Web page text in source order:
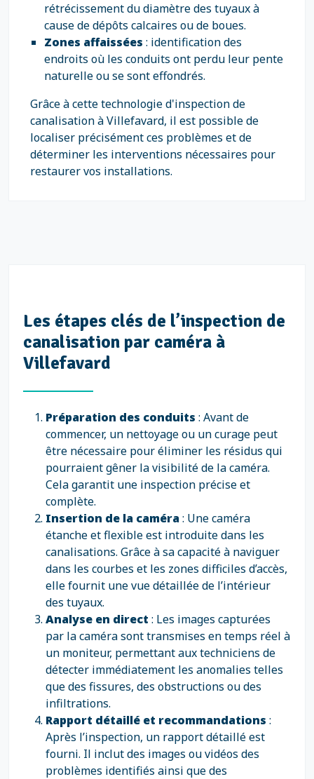
rétrécissement du diamètre des tuyaux à
cause de dépôts calcaires ou de boues.
Zones affaissées : identification des
endroits où les conduits ont perdu leur pente
naturelle ou se sont effondrés.
Grâce à cette technologie d'inspection de
canalisation à Villefavard, il est possible de
localiser précisément ces problèmes et de
déterminer les interventions nécessaires pour
restaurer vos installations.
Les étapes clés de l’inspection de
canalisation par caméra à
Villefavard
Préparation des conduits : Avant de
commencer, un nettoyage ou un curage peut
être nécessaire pour éliminer les résidus qui
pourraient gêner la visibilité de la caméra.
Cela garantit une inspection précise et
complète.
Insertion de la caméra: Une caméra
étanche et flexible est introduite dans les
canalisations. Grâce à sa capacité à naviguer
dans les courbes et les zones difficiles d’accès,
elle fournit une vue détaillée de l’intérieur
des tuyaux.
Analyse en direct : Les images capturées
par la caméra sont transmises en temps réel à
un moniteur, permettant aux techniciens de
détecter immédiatement les anomalies telles
que des fissures, des obstructions ou des
infiltrations.
Rapport détaillé et recommandations :
Après l’inspection, un rapport détaillé est
fourni. Il inclut des images ou vidéos des
problèmes identifiés ainsi que des